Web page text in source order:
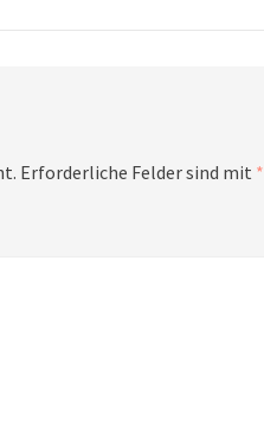
Erforderliche Felder sind mit *